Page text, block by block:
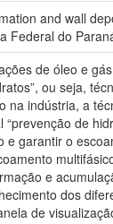
and wall
Federal do
de óleo e
ou seja,
indústria, a
de
garantir o
e
dos
de